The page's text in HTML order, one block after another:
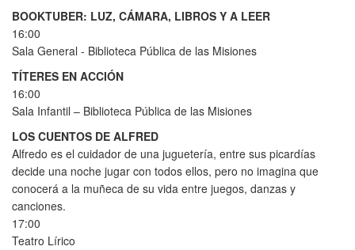
BOOKTUBER: LUZ, CÁMARA, LIBROS Y A LEER
16:00
Sala General - Biblioteca Pública de las Misiones
TÍTERES EN ACCIÓN
16:00
Sala Infantil – Biblioteca Pública de las Misiones
LOS CUENTOS DE ALFRED
Alfredo es el cuidador de una juguetería, entre sus picardías
decide una noche jugar con todos ellos, pero no imagina que
conocerá a la muñeca de su vida entre juegos, danzas y
canciones.
17:00
Teatro Lírico